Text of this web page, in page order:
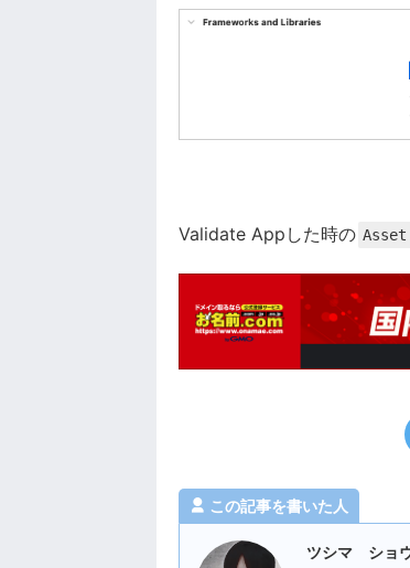
Validate Appした時の
この記事を書いた人
ツシマ ショ